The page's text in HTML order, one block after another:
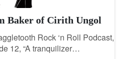
Baker of Cirith Ungol
Rock ‘n Roll Podcast,
12, “A tranquilizer…